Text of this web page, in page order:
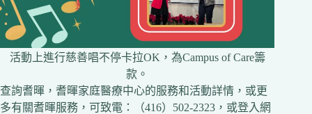
活動上進行慈善唱不停卡拉OK，為Campus of Care籌
款。
查詢耆暉，耆暉家庭醫療中心的服務和活動詳情，或更
多有關耆暉服務，可致電：（416）502-2323，或登入網